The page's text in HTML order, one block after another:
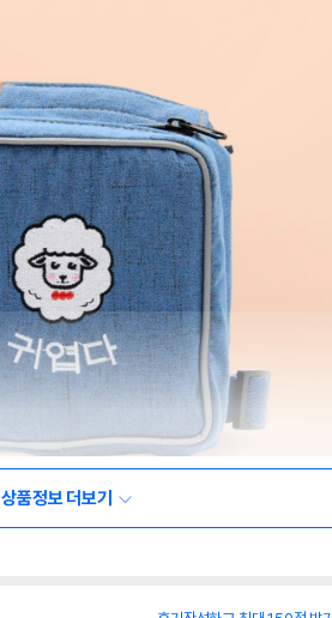
상품정보 더보기